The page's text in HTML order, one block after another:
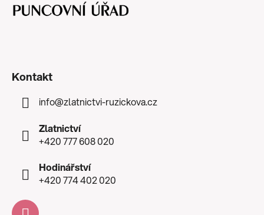
Kontakt
info@zlatnictvi-ruzickova.cz
Zlatnictví
+420 777 608 020
Hodinářství
+420 774 402 020